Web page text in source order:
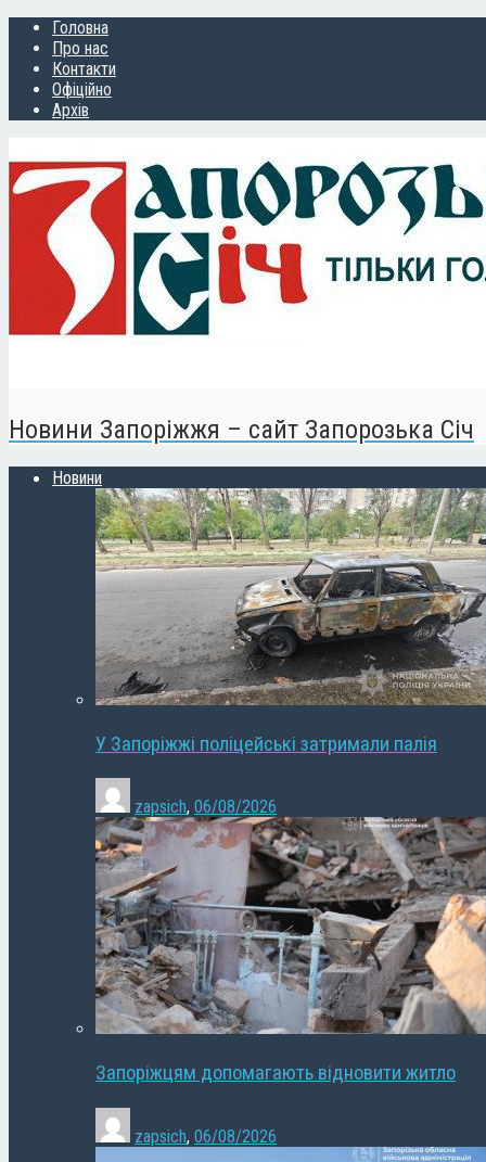
Головна
Про нас
Контакти
Офіційно
Архів
Новини Запоріжжя – сайт Запорозька Січ
Новини
У Запоріжжі поліцейські затримали палія
zapsich, 06/08/2026
Запоріжцям допомагають відновити житло
zapsich, 06/08/2026